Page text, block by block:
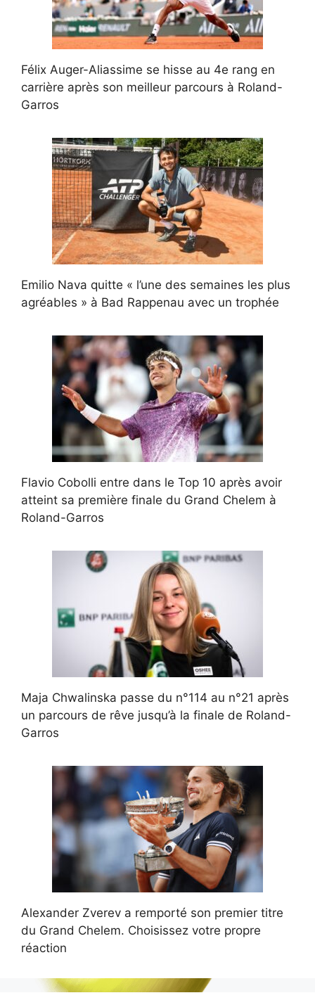
Félix Auger-Aliassime se hisse au 4e rang en
carrière après son meilleur parcours à Roland-
Garros
Emilio Nava quitte « l’une des semaines les plus
agréables » à Bad Rappenau avec un trophée
Flavio Cobolli entre dans le Top 10 après avoir
atteint sa première finale du Grand Chelem à
Roland-Garros
Maja Chwalinska passe du n°114 au n°21 après
un parcours de rêve jusqu’à la finale de Roland-
Garros
Alexander Zverev a remporté son premier titre
du Grand Chelem. Choisissez votre propre
réaction